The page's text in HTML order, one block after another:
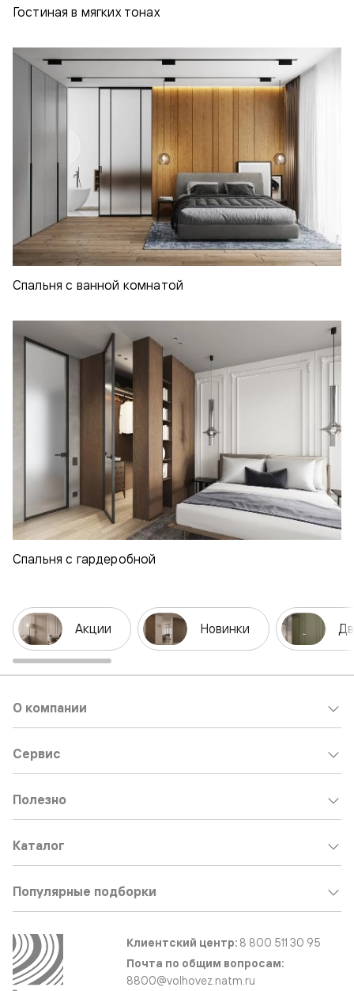
Гостиная в мягких тонах
Спальня с ванной комнатой
Спальня с гардеробной
Акции Новинки
О компании
Сервис
Полезно
Каталог
Популярные подборки
Клиентский центр: 8 800 511 30 95
Почта по общим вопросам:
8800@volhovez.natm.ru